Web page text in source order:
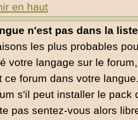
en haut
n'est pas dans la
les plus probables
votre langage sur le
ce forum dans votre
s'il peut installer le pack
pas sentez-vous alors